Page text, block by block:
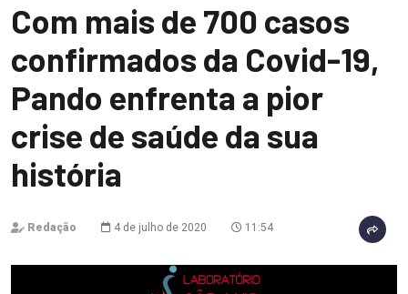
Com mais de 700 casos
confirmados da Covid-19,
Pando enfrenta a pior
crise de saúde da sua
história
Redação 4 de julho de 2020 11:54